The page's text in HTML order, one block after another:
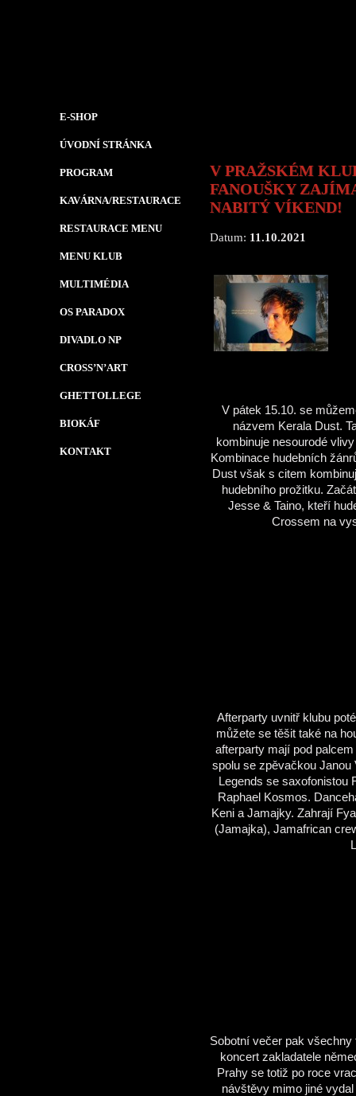
E-SHOP
ÚVODNÍ STRÁNKA
PROGRAM
KAVÁRNA/RESTAURACE
RESTAURACE MENU
MENU KLUB
MULTIMÉDIA
OS PARADOX
DIVADLO NP
CROSS’N’ART
GHETTOLLEGE
BIOKÁF
KONTAKT
V PRAŽSKÉM
FANOUŠKY
NABITÝ VÍKEND!
Datum: 11.10.2021
V pátek 15.10. se
názvem Kerala Dust.
kombinuje nesourodé
Kombinace hudebních
Dust však s citem
hudebního prožitku.
Jesse & Taino, kteří
Crossem na
Afterparty uvnitř klubu
můžete se těšit také na
afterparty mají pod
spolu se zpěvačkou Janou
Legends se saxofonistou
Raphael Kosmos.
Keni a Jamajky. Zahrají
(Jamajka), Jamafrican
Sobotní večer pak
koncert zakladatele
Prahy se totiž po roce
návštěvy mimo jiné